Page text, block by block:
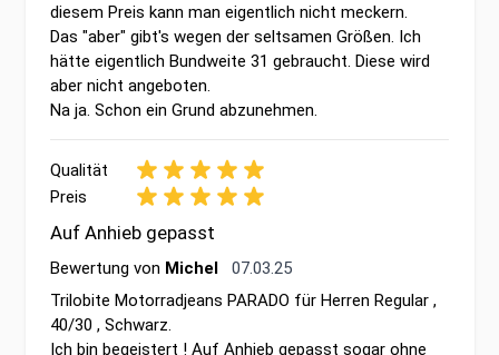
diesem Preis kann man eigentlich nicht meckern.
Das "aber" gibt's wegen der seltsamen Größen. Ich
hätte eigentlich Bundweite 31 gebraucht. Diese wird
aber nicht angeboten.
Na ja. Schon ein Grund abzunehmen.
Qualität
Preis
Auf Anhieb gepasst
Bewertung von Michel 7. März 2025
07.03.25
Trilobite Motorradjeans PARADO für Herren Regular ,
40/30 , Schwarz.
Ich bin begeistert ! Auf Anhieb gepasst sogar ohne